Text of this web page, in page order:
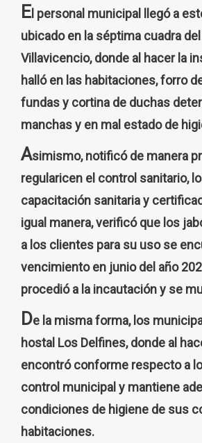
El personal municipal llegó a
ubicado en la séptima cuadra
Villavicencio, donde al hacer la
halló en las habitaciones, forro
fundas y cortina de duchas
manchas y en mal estado de
Asimismo, notificó de manera
regularicen el control sanitario,
capacitación sanitaria y
igual manera, verificó que los
a los clientes para su uso se
vencimiento en junio del año
procedió a la incautación y se
De la misma forma, los
hostal Los Delfines, donde al
encontró conforme respecto a
control municipal y mantiene
condiciones de higiene de sus
habitaciones.